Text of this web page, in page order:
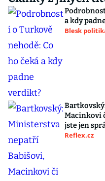
a kdy
Blesk
Macinkovi
jste jen
Reflex.cz